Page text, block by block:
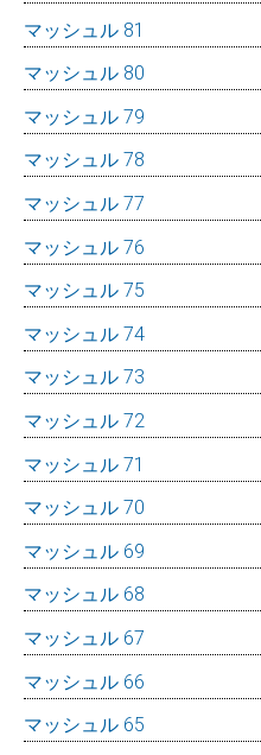
マッシュル 81
マッシュル 80
マッシュル 79
マッシュル 78
マッシュル 77
マッシュル 76
マッシュル 75
マッシュル 74
マッシュル 73
マッシュル 72
マッシュル 71
マッシュル 70
マッシュル 69
マッシュル 68
マッシュル 67
マッシュル 66
マッシュル 65